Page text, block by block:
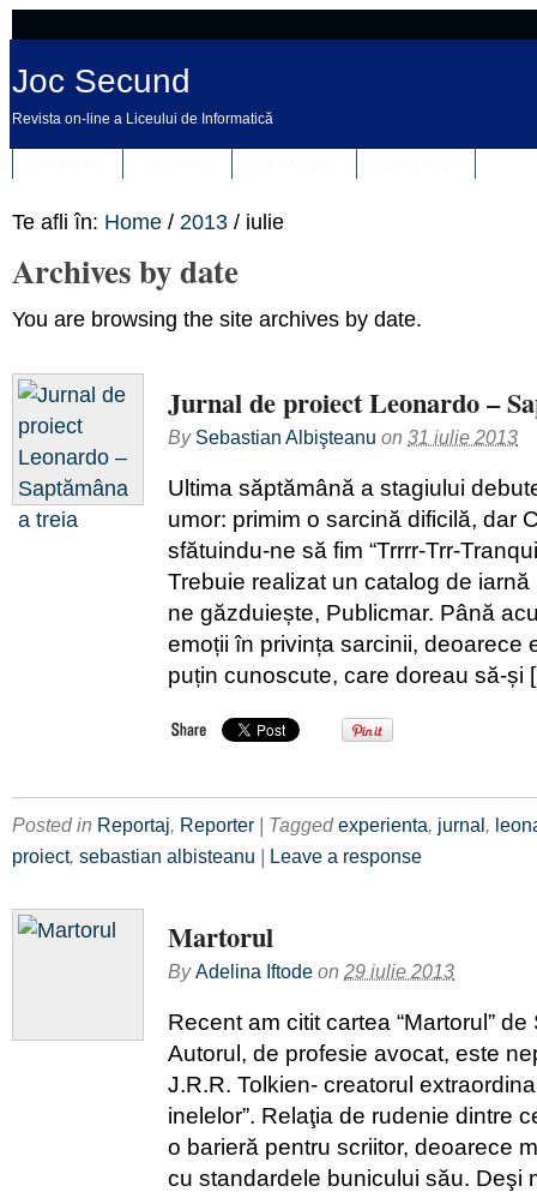
Joc Secund
Revista on-line a Liceului de Informatică
Te afli în: Home / 2013 / iulie
Archives by date
You are browsing the site archives by date.
Jurnal de proiect Leonardo –
By Sebastian Albişteanu on 31 iulie 2013
Ultima săptămână a stagiului
umor: primim o sarcină dificilă, dar
sfătuindu-ne să fim “Trrrr-Trr-
Trebuie realizat un catalog de
ne găzduiește, Publicmar. Până
emoții în privința sarcinii, deoarece
puțin cunoscute, care doreau să-și
Posted in Reportaj, Reporter | Taggedexperienta, jurnal,
proiect, sebastian albisteanu | Leave a response
Martorul
ByAdelina Iftode on 29 iulie 2013
Recent am citit cartea “Martorul”
Autorul, de profesie avocat, este
J.R.R. Tolkien- creatorul
inelelor”. Relaţia de rudenie dintre
o barieră pentru scriitor, deoarece
cu standardele bunicului său. Deşi